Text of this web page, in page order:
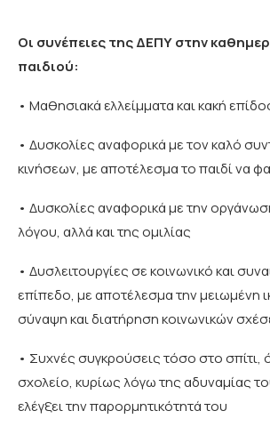
Οι συνέπειες της ΔΕΠΥ στην
παιδιού:
• Μαθησιακά ελλείμματα και κακή
• Δυσκολίες αναφορικά με τον καλό
κινήσεων, με αποτέλεσμα το παιδί να
• Δυσκολίες αναφορικά με την
λόγου, αλλά και της ομιλίας
• Δυσλειτουργίες σε κοινωνικό και
επίπεδο, με αποτέλεσμα την μειωμένη
σύναψη και διατήρηση κοινωνικών
• Συχνές συγκρούσεις τόσο στο σπίτι,
σχολείο, κυρίως λόγω της αδυναμίας
ελέγξει την παρορμητικότητά του